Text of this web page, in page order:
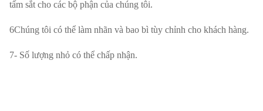
Ngày giao
hàng
Đảm bảo
tấm sắt cho các bộ phận của chúng tôi.
6Chúng tôi có thể làm nhãn và bao bì tùy chỉnh cho khách hàng.
7- Số lượng nhỏ có thể chấp nhận.